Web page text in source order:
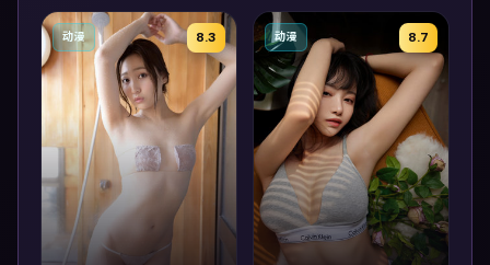
8.3
动漫 8.7
动漫